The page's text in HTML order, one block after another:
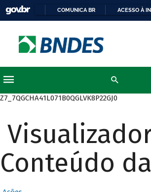
COMUNICA BR ACESSO À
Z7_7QGCHA41L071B0QGLVK8P22GJ0
Conteúdo